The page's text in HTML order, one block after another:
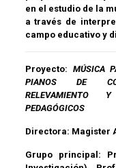
en el estudio de la
a través de
campo educativo y
Proyecto: MÚSICA
PIANOS DE
RELEVAMIENTO
PEDAGÓGICOS
Directora: Magister
Grupo principal: